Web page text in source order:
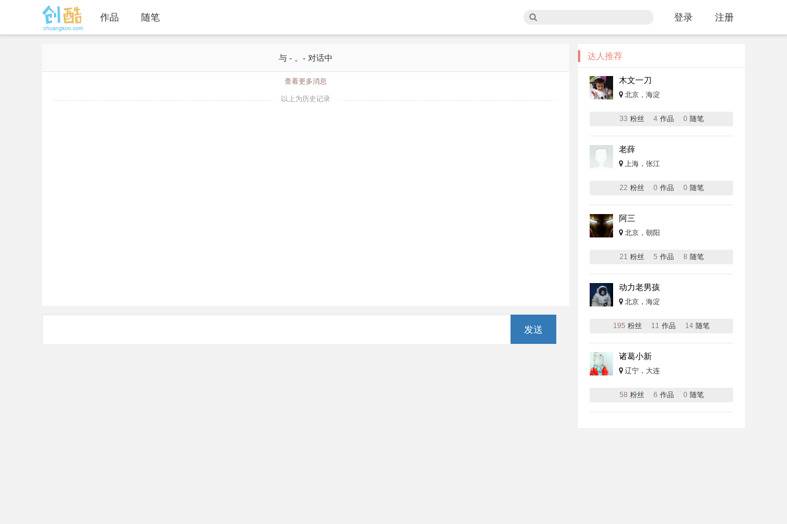
作品 随笔 登录 注册
与 - 。- 对话中
查看更多消息
以上为历史记录
发送
达人推荐
木文一刀
北京，海淀
33 粉丝 4 作品 0 随笔
老薛
上海，张江
22 粉丝 0 作品 0 随笔
阿三
北京，朝阳
21 粉丝 5 作品 8 随笔
动力老男孩
北京，海淀
195 粉丝 11 作品 14 随笔
诸葛小新
辽宁，大连
58 粉丝 6 作品 0 随笔